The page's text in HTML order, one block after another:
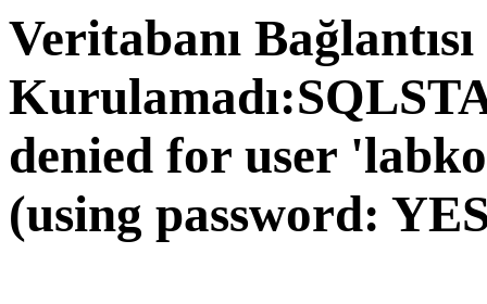
Veritabanı Bağlantısı
denied for user
(using password: